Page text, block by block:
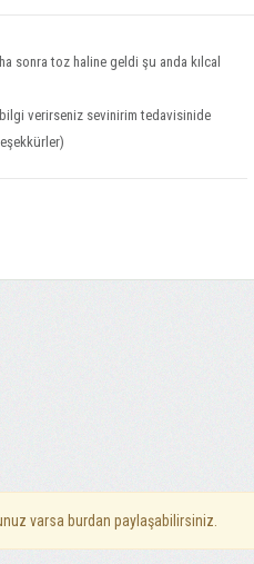
sonra toz haline geldi şu anda kılcal
verirseniz sevinirim tedavisinide
varsa burdan paylaşabilirsiniz.